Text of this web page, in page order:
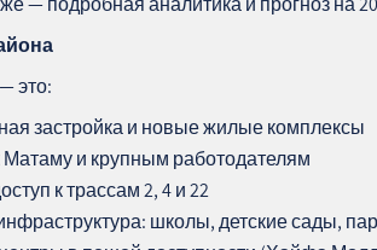
это:
застройка и новые жилые комплексы
Матаму и крупным работодателям
к трассам 2, 4 и 22
школы, детские сады,